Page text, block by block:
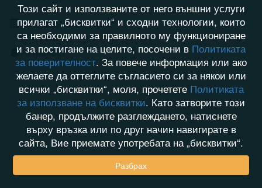
Хронология на игри
Активност
Този сайт и използваните от него външни услуги
прилагат „бисквитки“ и сходни технологии, които
са необходими за правилното му функциониране
и за постигане на целите, посочени в Политиката
за поверителност. За повече информация или ако
желаете да оттеглите съгласието си за някои или
всички „бисквитки“, моля, прочетете Политиката
за използване на бисквитки. Като затворите този
банер, продължите разглеждането, натиснете
върху връзка или по друг начин навигирате в
сайта, Вие приемате употребата на „бисквитки“.
Разбрах